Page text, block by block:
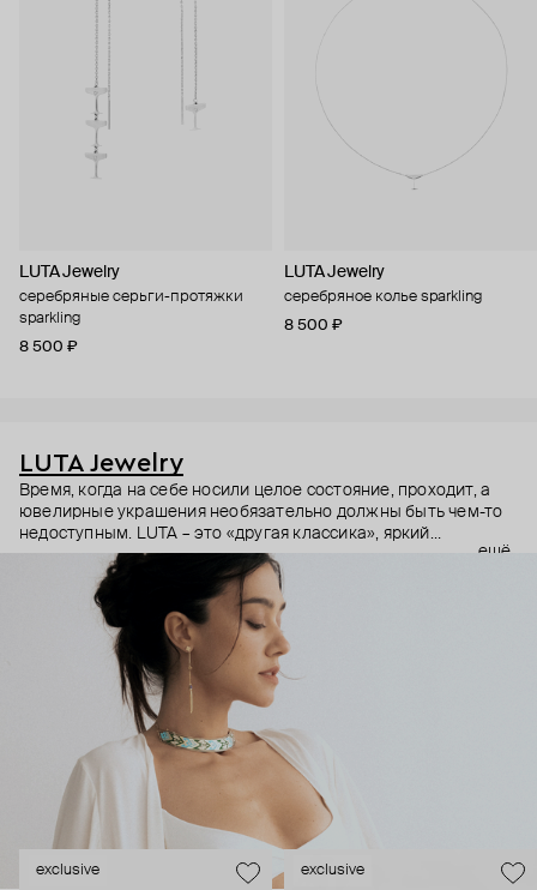
LUTA Jewelry
серебряные серьги-протяжки
sparkling
8 500 ₽
LUTA Jewelry
серебряное колье sparkling
8 500 ₽
LUTA Jewelry
Время, когда на себе носили целое состояние, проходит, а
ювелирные украшения необязательно должны быть чем-то
недоступным. LUTA – это «другая классика», яркий
современный дизайн без драгоценных камней. Дизайнер
бренда Татьяна Лухта (из ее инициалов и сложилось
название марки) – профессиональный архитектор. Поэтому
в коллекциях LUTA есть и выверенная геометрия, и
многослойные конструкции. Ее украшения – про акцентный
statement, который можно носить здесь и сейчас: и на
бизнес-встречу, и на вечеринку в Касабланке.
ещё
exclusive exclusive